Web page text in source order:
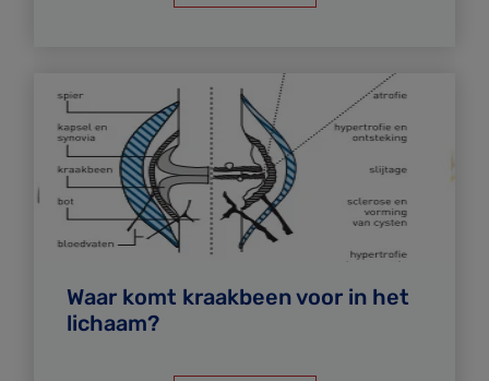
Waar komt kraakbeen voor in het
lichaam?